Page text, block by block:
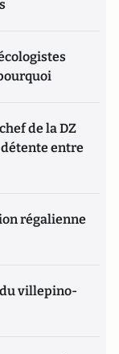
de la DZ
détente entre
régalienne
villepino-